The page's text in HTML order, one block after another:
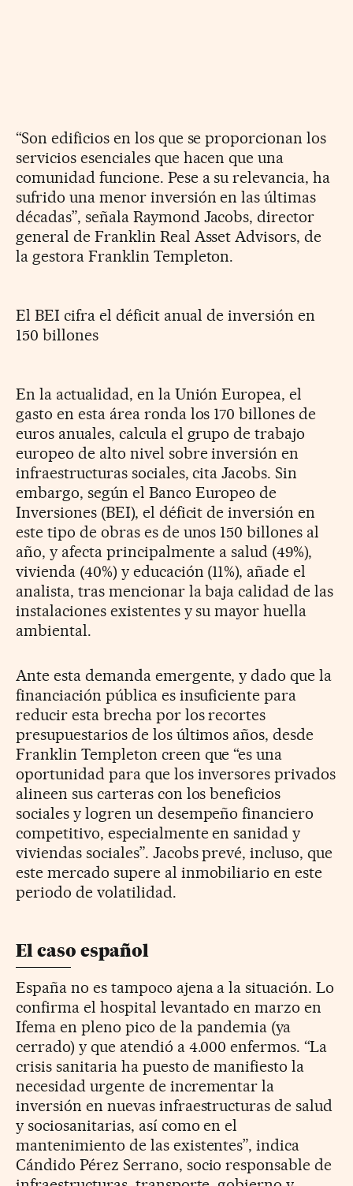
“Son edificios en los que se proporcionan los
servicios esenciales que hacen que una
comunidad funcione. Pese a su relevancia, ha
sufrido una menor inversión en las últimas
décadas”, señala Raymond Jacobs, director
general de Franklin Real Asset Advisors, de
la gestora Franklin Templeton.
El BEI cifra el déficit anual de inversión en
150 billones
En la actualidad, en la Unión Europea, el
gasto en esta área ronda los 170 billones de
euros anuales, calcula el grupo de trabajo
europeo de alto nivel sobre inversión en
infraestructuras sociales, cita Jacobs. Sin
embargo, según el Banco Europeo de
Inversiones (BEI), el déficit de inversión en
este tipo de obras es de unos 150 billones al
año, y afecta principalmente a salud (49%),
vivienda (40%) y educación (11%), añade el
analista, tras mencionar la baja calidad de las
instalaciones existentes y su mayor huella
ambiental.
Ante esta demanda emergente, y dado que la
financiación pública es insuficiente para
reducir esta brecha por los recortes
presupuestarios de los últimos años, desde
Franklin Templeton creen que “es una
oportunidad para que los inversores privados
alineen sus carteras con los beneficios
sociales y logren un desempeño financiero
competitivo, especialmente en sanidad y
viviendas sociales”. Jacobs prevé, incluso, que
este mercado supere al inmobiliario en este
periodo de volatilidad.
El caso español
España no es tampoco ajena a la situación. Lo
confirma el hospital levantado en marzo en
Ifema en pleno pico de la pandemia (ya
cerrado) y que atendió a 4.000 enfermos. “La
crisis sanitaria ha puesto de manifiesto la
necesidad urgente de incrementar la
inversión en nuevas infraestructuras de salud
y sociosanitarias, así como en el
mantenimiento de las existentes”, indica
Cándido Pérez Serrano, socio responsable de